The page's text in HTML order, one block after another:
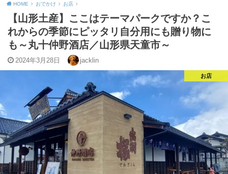
HOME おでかけ お店
【山形土産】ここはテーマパークですか？こ
れからの季節にピッタリ自分用にも贈り物に
も～丸十仲野酒店／山形県天童市～
2024年3月28日 jacklin
お店